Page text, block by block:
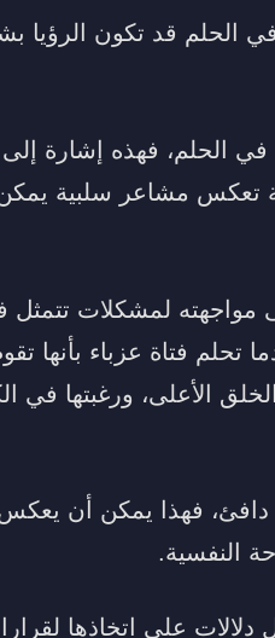
الحلم قد تكون الرؤيا
الحلم، فهذه إشارة
تعكس مشاعر سلبية
لمشكلات
تحلم فتاة عزباء بأنها
الأعلى، ورغبتها في
دافئ، فهذا يمكن أن
النفسية.
دلالات على اتخاذها